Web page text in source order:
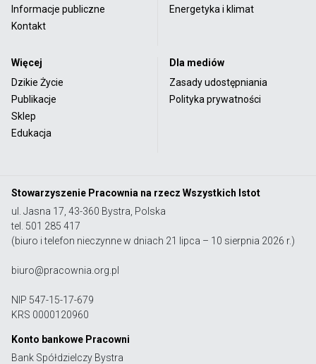
Informacje publiczne
Kontakt
Energetyka i klimat
Więcej
Dzikie Życie
Publikacje
Sklep
Edukacja
Dla mediów
Zasady udostępniania
Polityka prywatności
Stowarzyszenie Pracownia na rzecz Wszystkich Istot
ul. Jasna 17, 43-360 Bystra, Polska
tel. 501 285 417
(biuro i telefon nieczynne w dniach 21 lipca – 10 sierpnia 2026 r.)
biuro@pracownia.org.pl
NIP 547-15-17-679
KRS 0000120960
Konto bankowe Pracowni
Bank Spółdzielczy Bystra